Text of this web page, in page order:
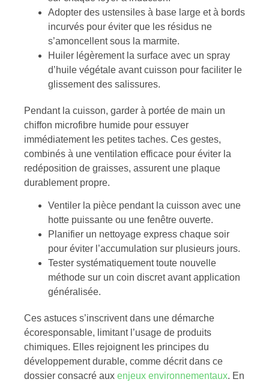
Adopter des ustensiles à base large et à bords
incurvés pour éviter que les résidus ne
s’amoncellent sous la marmite.
Huiler légèrement la surface avec un spray
d’huile végétale avant cuisson pour faciliter le
glissement des salissures.
Pendant la cuisson, garder à portée de main un
chiffon microfibre humide pour essuyer
immédiatement les petites taches. Ces gestes,
combinés à une ventilation efficace pour éviter la
redéposition de graisses, assurent une plaque
durablement propre.
Ventiler la pièce pendant la cuisson avec une
hotte puissante ou une fenêtre ouverte.
Planifier un nettoyage express chaque soir
pour éviter l’accumulation sur plusieurs jours.
Tester systématiquement toute nouvelle
méthode sur un coin discret avant application
généralisée.
Ces astuces s’inscrivent dans une démarche
écoresponsable, limitant l’usage de produits
chimiques. Elles rejoignent les principes du
développement durable, comme décrit dans ce
dossier consacré aux enjeux environnementaux. En